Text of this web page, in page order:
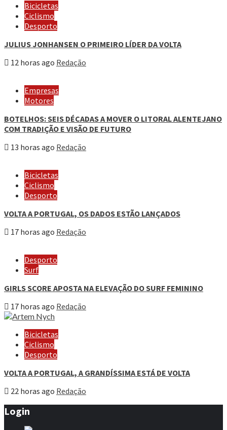
Bicicletas
Ciclismo
Desporto
JULIUS JONHANSEN O PRIMEIRO LÍDER DA VOLTA
12 horas ago Redação
Empresas
Motores
BOTELHOS: SEIS DÉCADAS A MOVER O LITORAL ALENTEJANO
COM TRADIÇÃO E VISÃO DE FUTURO
13 horas ago Redação
Bicicletas
Ciclismo
Desporto
VOLTA A PORTUGAL, OS DADOS ESTÃO LANÇADOS
17 horas ago Redação
Desporto
Surf
GIRLS SCORE APOSTA NA ELEVAÇÃO DO SURF FEMININO
17 horas ago Redação
Bicicletas
Ciclismo
Desporto
VOLTA A PORTUGAL, A GRANDÍSSIMA ESTÁ DE VOLTA
22 horas ago Redação
Login